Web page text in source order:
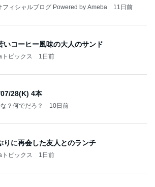
フィシャルブログ Powered by Ameba 11日前
いコーヒー風味の大人のサンド
ピックス 1日前
28(K) 4本
？何でだろ？ 10日前
りに再会した友人とのランチ
ピックス 1日前